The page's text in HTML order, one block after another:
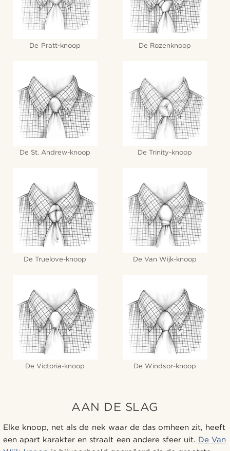
De Pratt-knoop De Rozenknoop
De St. Andrew-knoop De Trinity-knoop
De Truelove-knoop De Van Wijk-knoop
De Victoria-knoop De Windsor-knoop
AAN DE SLAG
Elke knoop, net als de nek waar de das omheen zit, heeft
een apart karakter en straalt een andere sfeer uit. De Van